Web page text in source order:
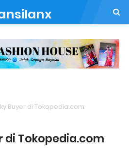
Buyer di Tokopedia.com
di Tokopedia.com